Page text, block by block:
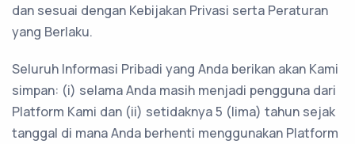
dan sesuai dengan Kebijakan Privasi serta Peraturan
yang Berlaku.
Seluruh Informasi Pribadi yang Anda berikan akan Kami
simpan: (i) selama Anda masih menjadi pengguna dari
Platform Kami dan (ii) setidaknya 5 (lima) tahun sejak
tanggal di mana Anda berhenti menggunakan Platform